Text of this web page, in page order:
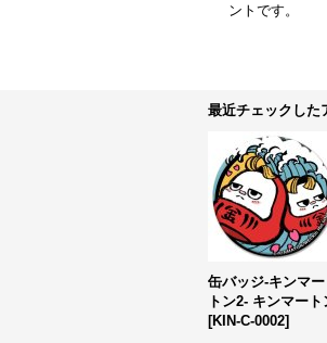
ントです。
最近チェックした
缶バッジ-キンマー
トン2- キンマート
[KIN-C-0002]